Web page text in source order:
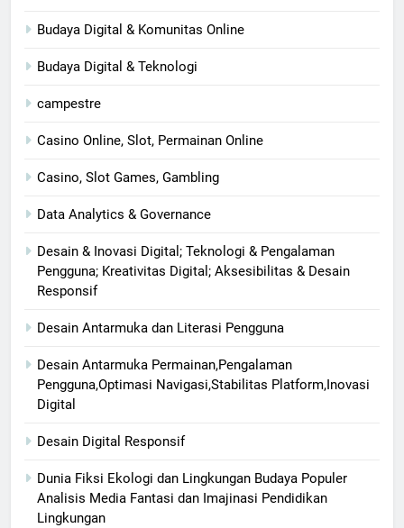
Budaya Digital & Komunitas Online
Budaya Digital & Teknologi
campestre
Casino Online, Slot, Permainan Online
Casino, Slot Games, Gambling
Data Analytics & Governance
Desain & Inovasi Digital; Teknologi & Pengalaman
Pengguna; Kreativitas Digital; Aksesibilitas & Desain
Responsif
Desain Antarmuka dan Literasi Pengguna
Desain Antarmuka Permainan,Pengalaman
Pengguna,Optimasi Navigasi,Stabilitas Platform,Inovasi
Digital
Desain Digital Responsif
Dunia Fiksi Ekologi dan Lingkungan Budaya Populer
Analisis Media Fantasi dan Imajinasi Pendidikan
Lingkungan